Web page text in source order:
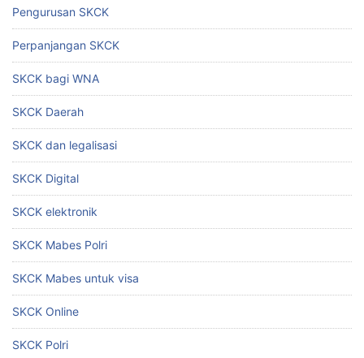
Pengurusan SKCK
Perpanjangan SKCK
SKCK bagi WNA
SKCK Daerah
SKCK dan legalisasi
SKCK Digital
SKCK elektronik
SKCK Mabes Polri
SKCK Mabes untuk visa
SKCK Online
SKCK Polri